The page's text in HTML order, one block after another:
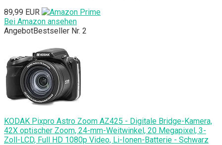
89,99 EUR
Bei Amazon ansehen
AngebotBestseller Nr. 2
KODAK Pixpro Astro Zoom AZ425 - Digitale Bridge-Kamera,
42X optischer Zoom, 24-mm-Weitwinkel, 20 Megapixel, 3-
Zoll-LCD, Full HD 1080p Video, Li-Ionen-Batterie - Schwarz